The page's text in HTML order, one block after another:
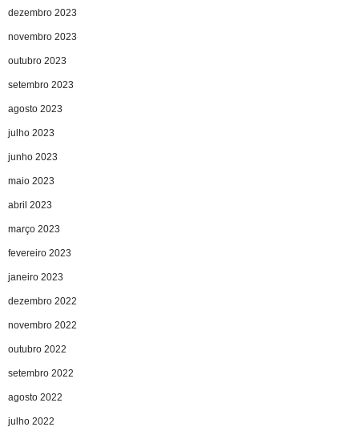
dezembro 2023
novembro 2023
outubro 2023
setembro 2023
agosto 2023
julho 2023
junho 2023
maio 2023
abril 2023
março 2023
fevereiro 2023
janeiro 2023
dezembro 2022
novembro 2022
outubro 2022
setembro 2022
agosto 2022
julho 2022